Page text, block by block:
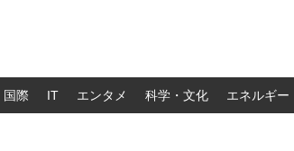
国際 IT エンタメ 科学・文化 エネルギー